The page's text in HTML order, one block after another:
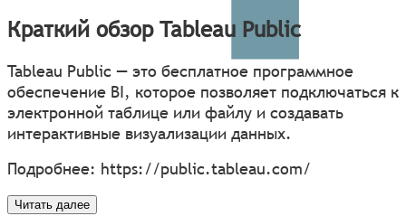
Краткий обзор Tableau Public
Tableau Public — это бесплатное программное
обеспечение BI, которое позволяет подключаться к
электронной таблице или файлу и создавать
интерактивные визуализации данных.
Подробнее: https://public.tableau.com/
Читать далее